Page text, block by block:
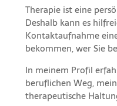
Therapie ist eine
Deshalb kann es
Kontaktaufnahme
bekommen, wer Sie
In meinem Profil
beruflichen Weg,
therapeutische